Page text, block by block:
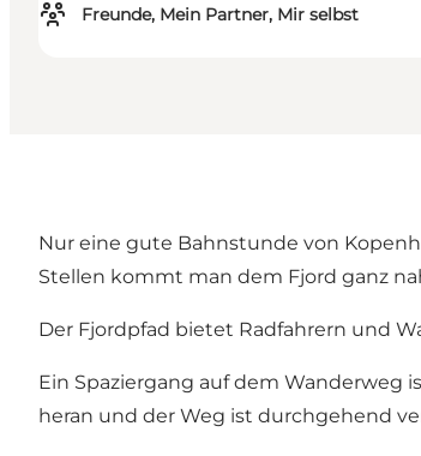
Freunde, Mein Partner, Mir selbst
Nur eine gute Bahnstunde von
Stellen kommt man dem Fjord ganz
Der Fjordpfad bietet Radfahrern und
Ein Spaziergang auf dem Wanderweg
heran und der Weg ist durchgehend